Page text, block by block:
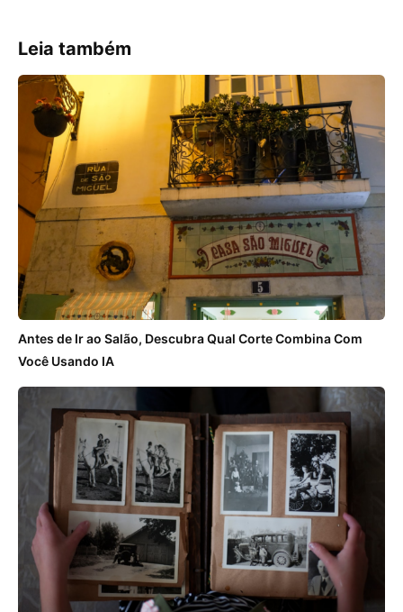
Leia também
Antes de Ir ao Salão, Descubra Qual Corte Combina Com
Você Usando IA